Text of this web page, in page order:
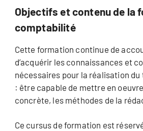
​Objectifs et contenu de la
comptabilité
Cette formation continue de
d’acquérir les connaissances et
nécessaires pour la réalisation
: être capable de mettre en
concrète, les méthodes de la
Ce cursus de formation est